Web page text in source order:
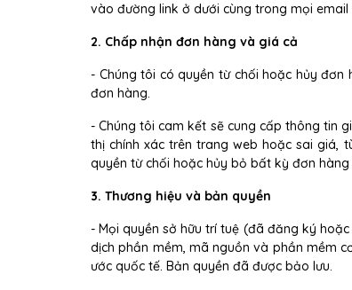
vào đường link ở dưới cùng trong mọi email
2. Chấp nhận đơn hàng và giá cả
- Chúng tôi có quyền từ chối hoặc hủy
đơn hàng.
- Chúng tôi cam kết sẽ cung cấp thông tin
thị chính xác trên trang web hoặc sai giá,
quyền từ chối hoặc hủy bỏ bất kỳ đơn
3. Thương hiệu và bản quyền
- Mọi quyền sở hữu trí tuệ (đã đăng ký
dịch phần mềm, mã nguồn và phần mềm
ước quốc tế. Bản quyền đã được bảo lưu.